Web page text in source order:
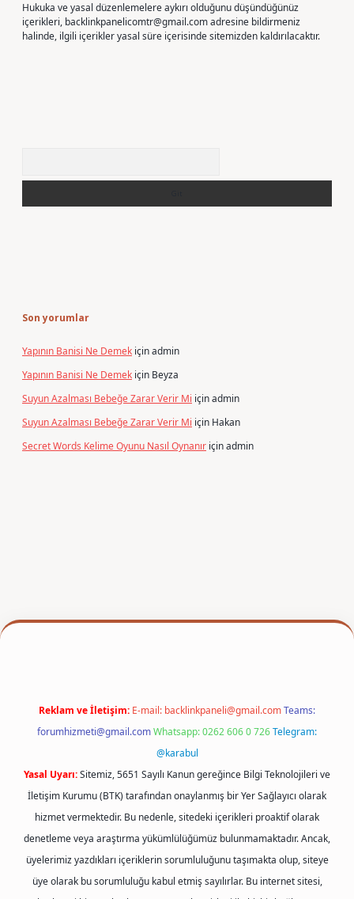
Hukuka ve yasal düzenlemelere aykırı olduğunu düşündüğünüz
içerikleri, backlinkpanelicomtr@gmail.comadresine bildirmeniz
halinde, ilgili içerikler yasal süre içerisinde sitemizden kaldırılacaktır.
Son yorumlar
Yapının Banisi Ne Demek içinadmin
Yapının Banisi Ne Demek için Beyza
Suyun Azalması Bebeğe Zarar Verir Mi içinadmin
Suyun Azalması Bebeğe Zarar Verir Mi için Hakan
Secret Words Kelime Oyunu Nasıl Oynanır içinadmin
Reklam ve İletişim: E-mail: backlinkpaneli@gmail.comTeams:
forumhizmeti@gmail.comWhatsapp: 0262 606 0 726Telegram:
@karabul
Yasal Uyarı:Sitemiz, 5651 Sayılı Kanun gereğince Bilgi Teknolojileri ve
İletişim Kurumu (BTK) tarafından onaylanmış bir Yer Sağlayıcı olarak
hizmet vermektedir. Bu nedenle, sitedeki içerikleri proaktif olarak
denetleme veya araştırma yükümlülüğümüz bulunmamaktadır. Ancak,
üyelerimiz yazdıkları içeriklerin sorumluluğunu taşımakta olup, siteye
üye olarak bu sorumluluğu kabul etmiş sayılırlar. Bu internet sitesi,